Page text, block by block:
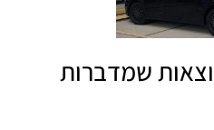
שמדברות